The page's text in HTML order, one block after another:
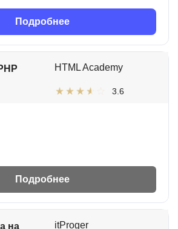
Подробнее
HTML Academy
3.6
Подробнее
на
itProger